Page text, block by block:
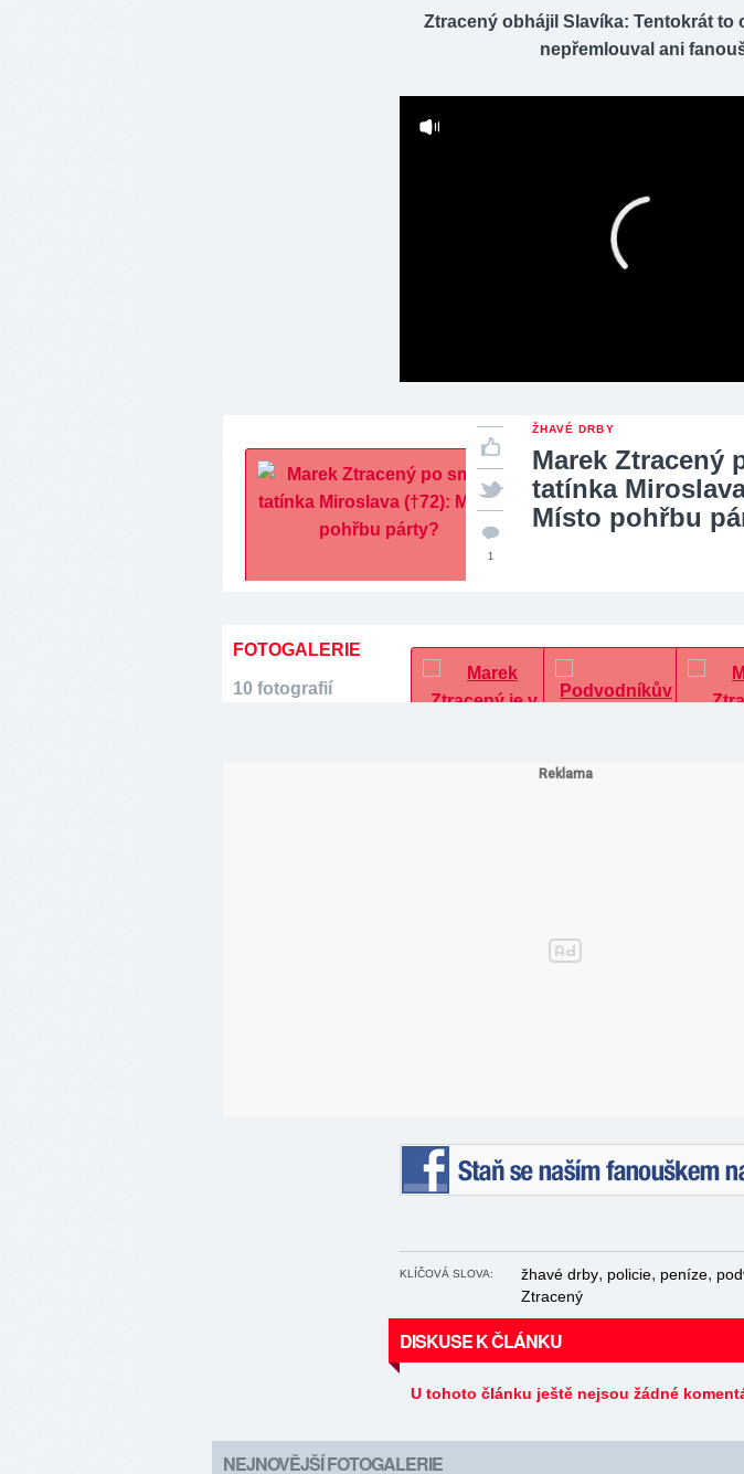
Ztracený obhájil Slavíka: Tentokrát to
nepřemlouval ani
ŽHAVÉ DRBY
Marek Ztracený
tatínka
Místo pohřbu
1
FOTOGALERIE
10 fotografií
KLÍČOVÁ SLOVA: žhavé drby, policie, peníze,
Ztracený
DISKUSE K ČLÁNKU
U tohoto článku ještě nejsou žádné
NEJNOVĚJŠÍ FOTOGALERIE